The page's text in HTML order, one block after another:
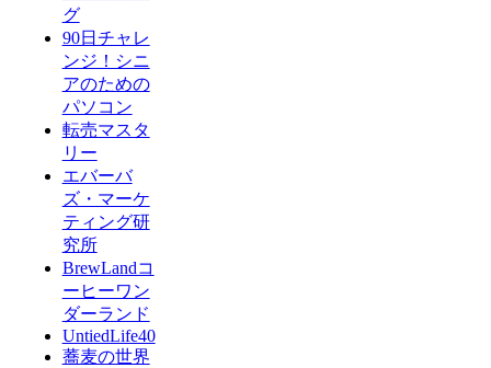
グ
90日チャレ
ンジ！シニ
アのための
パソコン
転売マスタ
リー
エバーバ
ズ・マーケ
ティング研
究所
BrewLandコ
ーヒーワン
ダーランド
UntiedLife40
蕎麦の世界